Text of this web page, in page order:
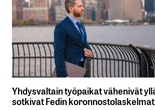
Yhdysvaltain työpaikat vähenivät
sotkivat Fedin koronnostolaskelmat